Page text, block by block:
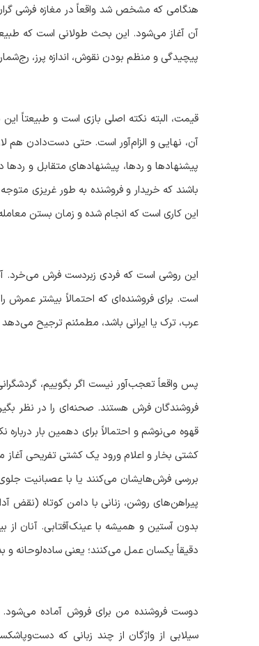
هنگامی که مشخص شد واقعاً در مغازه فرشی
آن آغاز می‌شود. این بحث طولانی است که
پیچیدگی و منظم بودن نقوش، اندازه پرز،
قیمت، البته نکته اصلی بازی است و طبیعتاً این
آن، نهایی و الزام‌آور است. حتی دست‌دادن هم
پیشنهادها و ردها، پیشنهادهای متقابل و ردها
باشند که خریدار و فروشنده به طور غریزی
این کاری است که انجام شده و زمان بستن
این روشی است که فردی زبردست فرش می‌خرد.
است. برای فروشنده‌ای که احتمالاً بیشتر
عرب، ترک یا ایرانی باشد، مطمئنم ترجیح می‌دهد
پس واقعاً تعجب‌آور نیست اگر بگوییم،
فروشندگان فرش هستند. صحنه‌ای را در نظر
قهوه می‌نوشم و احتمالاً برای دهمین بار
کشتی بخار و اعلام ورود یک کشتی تفریحی آغاز
بررسی فرش‌هایشان می‌کنند یا با عصبانیت
پیراهن‌های روشن، زنانی با دامن کوتاه (نقض
بدون آستین و همیشه با عینک‌آفتابی. آنان از
دقیقاً یکسان عمل می‌کنند؛ یعنی ساده‌لوحانه و
دوست فروشنده من برای فروش آماده می‌شود.
سیلابی از واژگان از چند زبانی که